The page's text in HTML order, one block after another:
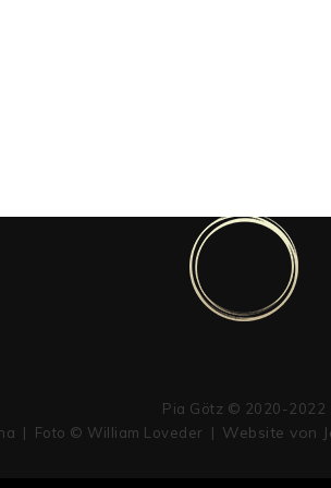
Pia Götz © 2020-2022
| Foto © William Loveder | Website von